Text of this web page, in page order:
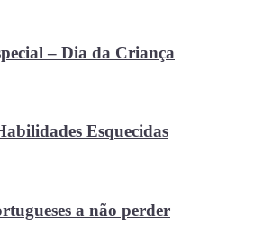
– Dia da Criança
Esquecidas
a não perder